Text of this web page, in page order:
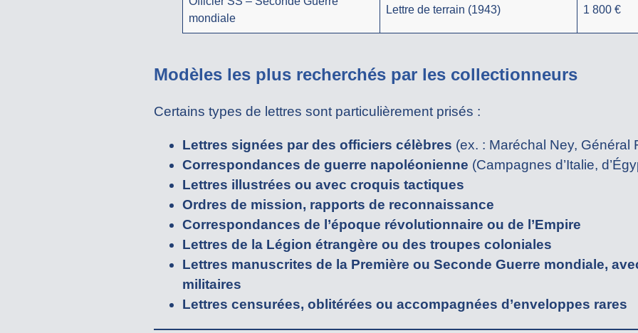
mondiale
Lettre de terrain (1943) 1 800 €
Modèles les plus recherchés par les collectionneurs
Certains types de lettres sont particulièrement prisés :
Lettres signées par des officiers célèbres (ex. : Maréchal Ney, Général
Correspondances de guerre napoléonienne (Campagnes d’Italie,
Lettres illustrées ou avec croquis tactiques
Ordres de mission, rapports de reconnaissance
Correspondances de l’époque révolutionnaire ou de l’Empire
Lettres de la Légion étrangère ou des troupes coloniales
Lettres manuscrites de la Première ou Seconde Guerre mondiale,
militaires
Lettres censurées, oblitérées ou accompagnées d’enveloppes rares